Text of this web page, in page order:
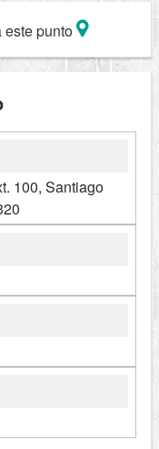
este punto
100, Santiago